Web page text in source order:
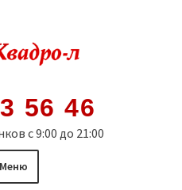
56 46
с 9:00 до 21:00
Меню